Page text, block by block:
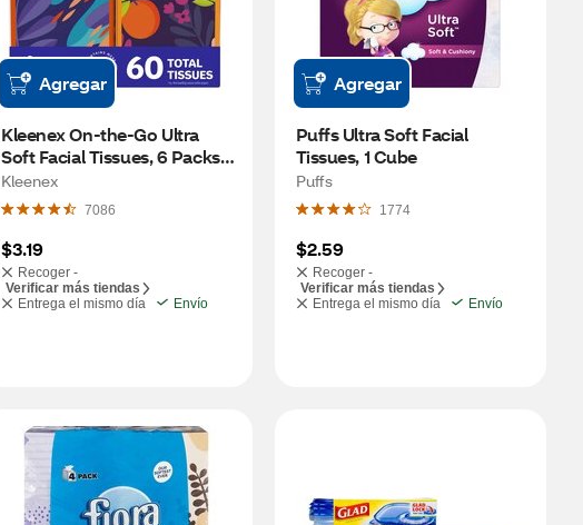
Agregar
Kleenex On-the-Go Ultra
Soft Facial Tissues, 6 Packs
(60 total tissues)
Kleenex
7086
$3.19
Recoger -
Verificar más tiendas
Entrega el mismo día
Envío
Agregar
Puffs Ultra Soft Facial
Tissues, 1 Cube
Puffs
1774
$2.59
Recoger -
Verificar más tiendas
Entrega el mismo día
Envío